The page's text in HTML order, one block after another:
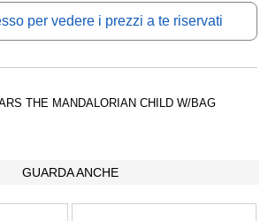
per vedere i prezzi a te riservati
THE MANDALORIAN CHILD W/BAG
GUARDA ANCHE